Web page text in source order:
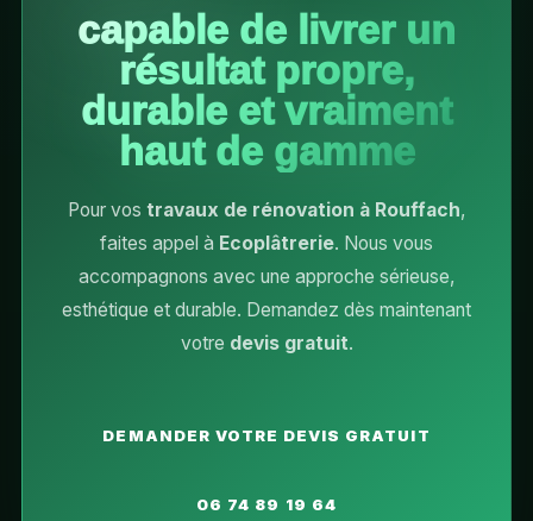
capable de livrer un
résultat propre,
durable et vraiment
haut de gamme
Pour vos travaux de rénovation à Rouffach,
faites appel à Ecoplâtrerie. Nous vous
accompagnons avec une approche sérieuse,
esthétique et durable. Demandez dès maintenant
votre devis gratuit.
DEMANDER VOTRE DEVIS GRATUIT
06 74 89 19 64